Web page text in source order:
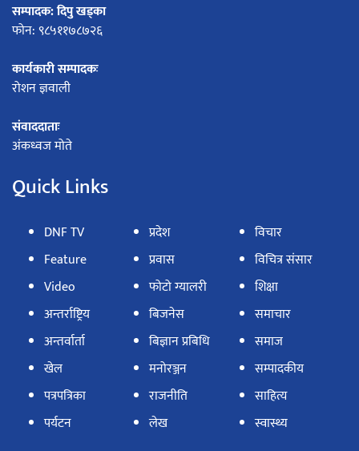
सम्पादक: दिपु खड्का
फोन: ९८५११७८७२६
कार्यकारी सम्पादकः
रोशन ज्ञवाली
संवाददाताः
अंकध्वज मोते
Quick Links
DNF TV
Feature
Video
अन्तर्राष्ट्रिय
अन्तर्वार्ता
खेल
पत्रपत्रिका
पर्यटन
प्रदेश
प्रवास
फोटो ग्यालरी
बिजनेस
बिज्ञान प्रबिधि
मनोरञ्जन
राजनीति
लेख
विचार
विचित्र संसार
शिक्षा
समाचार
समाज
सम्पादकीय
साहित्य
स्वास्थ्य